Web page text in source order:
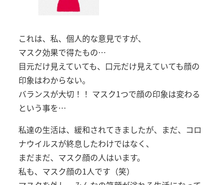
これは、私、個人的な意見ですが、
マスク効果で得たもの…
目元だけ見えていても、口元だけ見えていても顔の
印象はわからない。
バランスが大切！！ マスク1つで顔の印象は変わる
という事を…
私達の生活は、緩和されてきましたが、まだ、コロ
ナウイルスが終息したわけではなく、
まだまだ、マスク顔の人はいます。
私も、マスク顔の1人です（笑）